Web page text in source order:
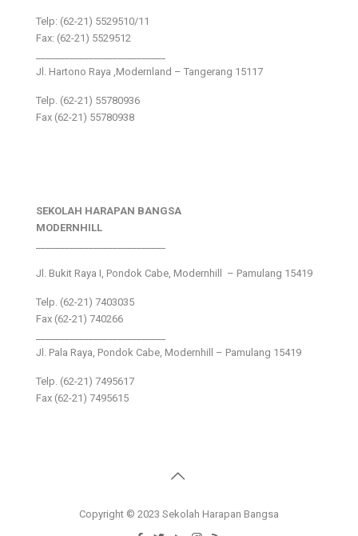
Telp: (62-21) 5529510/11
Fax: (62-21) 5529512
Jl. Hartono Raya ,Modernland – Tangerang 15117
Telp. (62-21) 55780936
Fax (62-21) 55780938
SEKOLAH HARAPAN BANGSA
MODERNHILL
Jl. Bukit Raya I, Pondok Cabe, Modernhill – Pamulang 15419
Telp. (62-21) 7403035
Fax (62-21) 740266
Jl. Pala Raya, Pondok Cabe, Modernhill – Pamulang 15419
Telp. (62-21) 7495617
Fax (62-21) 7495615
Copyright © 2023 Sekolah Harapan Bangsa